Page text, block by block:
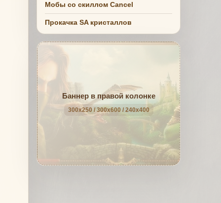
Мобы со скиллом Cancel
Прокачка SA кристаллов
Баннер в правой колонке
300x250 / 300x600 / 240x400